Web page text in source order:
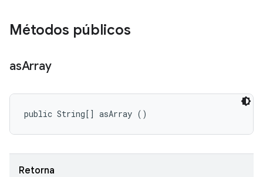
Métodos públicos
asArray
public String[] asArray ()
Retorna